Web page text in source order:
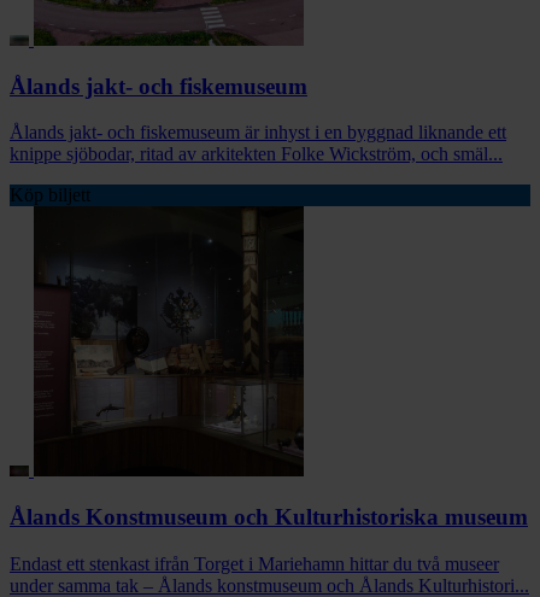
Ålands jakt- och fiskemuseum
Ålands jakt- och fiskemuseum är inhyst i en byggnad liknande ett
knippe sjöbodar, ritad av arkitekten Folke Wickström, och smäl...
Köp biljett
Ålands Konstmuseum och Kulturhistoriska museum
Endast ett stenkast ifrån Torget i Mariehamn hittar du två museer
under samma tak – Ålands konstmuseum och Ålands Kulturhistori...